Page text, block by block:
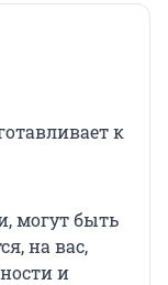
к
могут быть
на вас,
и